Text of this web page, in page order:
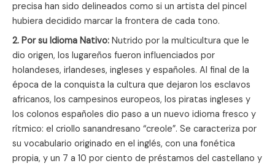
precisa han sido delineados como si un artista del pincel
hubiera decidido marcar la frontera de cada tono.
2. Por su Idioma Nativo: Nutrido por la multicultura que le
dio origen, los lugareños fueron influenciados por
holandeses, irlandeses, ingleses y españoles. Al final de la
época de la conquista la cultura que dejaron los esclavos
africanos, los campesinos europeos, los piratas ingleses y
los colonos españoles dio paso a un nuevo idioma fresco y
rítmico: el criollo sanandresano “creole”. Se caracteriza por
su vocabulario originado en el inglés, con una fonética
propia, y un 7 a 10 por ciento de préstamos del castellano y